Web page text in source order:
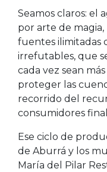
Seamos claros: el
por arte de magia,
fuentes ilimitadas
irrefutables, que
cada vez sean
proteger las
recorrido del
consumidores
Ese ciclo de
de Aburrá y los
María del Pilar